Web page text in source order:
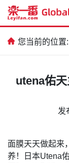
您当前的位置:
utena佑
发
面膜天天做起来
养！日本Utena